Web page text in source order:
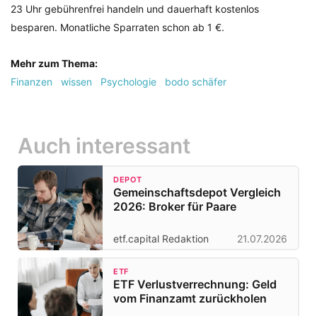
23 Uhr gebührenfrei handeln und dauerhaft kostenlos
besparen. Monatliche Sparraten schon ab 1 €.
Mehr zum Thema:
Finanzen
wissen Psychologie bodo schäfer
Auch interessant
DEPOT
Gemeinschaftsdepot Vergleich
2026: Broker für Paare
etf.capital Redaktion 21.07.2026
ETF
ETF Verlustverrechnung: Geld
vom Finanzamt zurückholen